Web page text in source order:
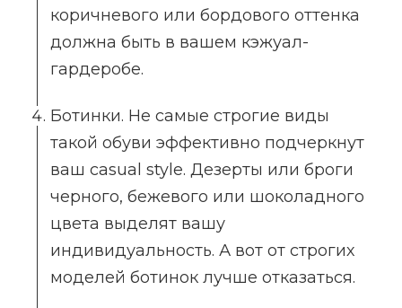
коричневого или бордового оттенка
должна быть в вашем кэжуал-
гардеробе.
Ботинки. Не самые строгие виды
такой обуви эффективно подчеркнут
ваш casual style. Дезерты или броги
черного, бежевого или шоколадного
цвета выделят вашу
индивидуальность. А вот от строгих
моделей ботинок лучше отказаться.